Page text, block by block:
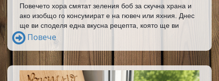
Повечето хора смятат зеления боб за скучна храна и
ако изобщо го консумират е на гювеч или яхния. Днес
ще ви споделя една вкусна рецепта, която ще ви
накара да заобичате зеления боб. Тайната на тази
салата е в съчетанието на моцарела, домат и чесън,
които правят чудеса със зеления боб. Горещо ви я
препоръчвам да я опитате.
Повече